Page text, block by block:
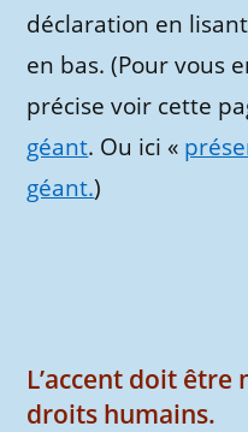
déclaration en
en bas. (Pour vous
précise voir cette
géant. Ou ici «
géant.)
L’accent doit être
droits humains.